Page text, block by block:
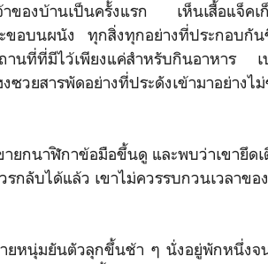
าของบ้านเป็นครั้งแรก เห็นเสื้อแจ็คเ
ขอบนผนัง ทุกสิ่งทุกอย่างที่ประกอบกั
านที่ที่มีไว้เพียงแค่สำหรับกินอาหาร
งซวยสารพัดอย่างที่ประดังเข้ามาอย่าง
ายกนาฬิกาข้อมือขึ้นดู และพบว่าเขายึด
รกลับได้แล้ว เขาไม่ควรรบกวนเวลาข
ยหนุ่มยันตัวลุกขึ้นช้า ๆ นั่งอยู่พักหนึ่งจน